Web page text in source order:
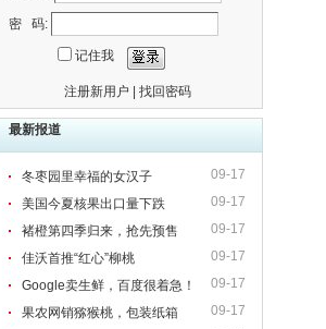
密 码:
记住我
注册新用户 找回密码
最新报道
09-17
冬枣园里幸福的女汉子
09-17
美国今夏核果出口量下跌
09-17
褚橙第四季归来，抢先预售
09-17
佳沃首推“红心”柳桃
09-17
Google卖生鲜，百度很着急！
09-17
果农网销猕猴桃，包装纸箱